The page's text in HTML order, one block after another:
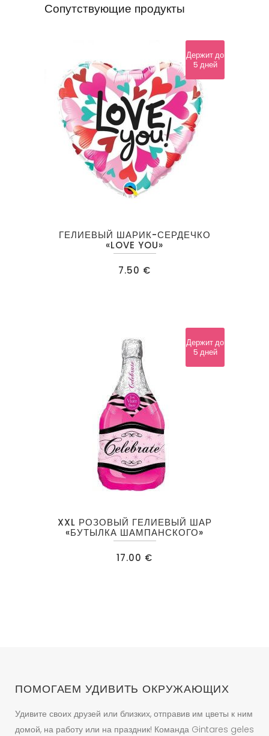
Сопутствующие продукты
ГЕЛИЕВЫЙ ШАРИК-СЕРДЕЧКО
«LOVE YOU»
7.50 €
Держит до
5 дней
XXL РОЗОВЫЙ ГЕЛИЕВЫЙ ШАР
«БУТЫЛКА ШАМПАНСКОГО»
17.00 €
Держит до
5 дней
ПОМОГАЕМ УДИВИТЬ ОКРУЖАЮЩИХ
Удивите своих друзей или близких, отправив им цветы к ним
домой, на работу или на праздник! Команда Gintares geles